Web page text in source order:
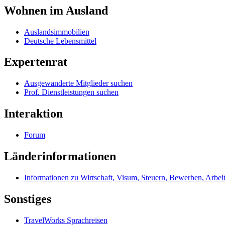
Wohnen im Ausland
Auslandsimmobilien
Deutsche Lebensmittel
Expertenrat
Ausgewanderte Mitglieder suchen
Prof. Dienstleistungen suchen
Interaktion
Forum
Länderinformationen
Informationen zu Wirtschaft, Visum, Steuern, Bewerben,
Sonstiges
TravelWorks Sprachreisen